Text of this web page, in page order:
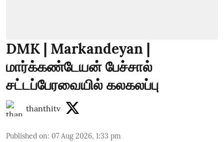
DMK | Markandeyan |
மார்க்கண்டேயன் பேச்சால்
சட்டப்பேரவையில் கலகலப்பு
thanthitv
Published on: 07 Aug 2026, 1:33 pm